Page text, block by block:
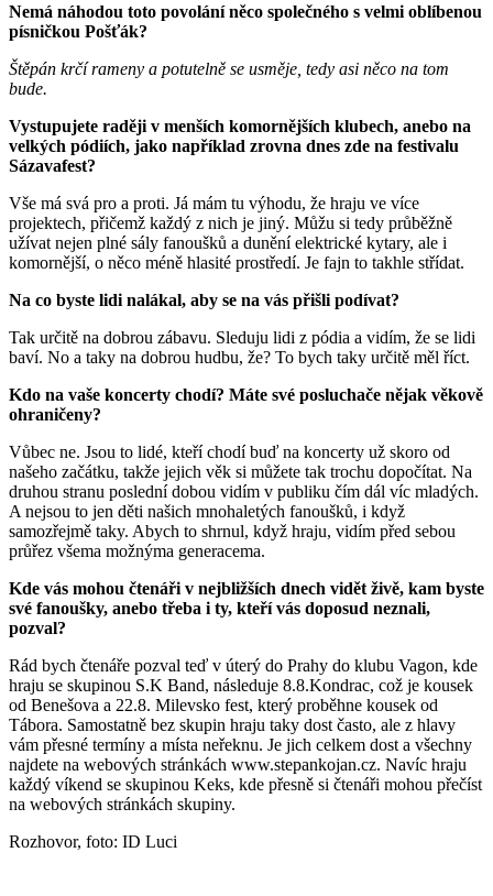
Nemá náhodou toto povolání něco společného s velmi oblíbenou
písničkou Pošťák?
Štěpán krčí rameny a potutelně se usměje, tedy asi něco na tom
bude.
Vystupujete raději v menších komornějších klubech, anebo na
velkých pódiích, jako například zrovna dnes zde na festivalu
Sázavafest?
Vše má svá pro a proti. Já mám tu výhodu, že hraju ve více
projektech, přičemž každý z nich je jiný. Můžu si tedy průběžně
užívat nejen plné sály fanoušků a dunění elektrické kytary, ale i
komornější, o něco méně hlasité prostředí. Je fajn to takhle střídat.
Na co byste lidi nalákal, aby se na vás přišli podívat?
Tak určitě na dobrou zábavu. Sleduju lidi z pódia a vidím, že se lidi
baví. No a taky na dobrou hudbu, že? To bych taky určitě měl říct.
Kdo na vaše koncerty chodí? Máte své posluchače nějak věkově
ohraničeny?
Vůbec ne. Jsou to lidé, kteří chodí buď na koncerty už skoro od
našeho začátku, takže jejich věk si můžete tak trochu dopočítat. Na
druhou stranu poslední dobou vidím v publiku čím dál víc mladých.
A nejsou to jen děti našich mnohaletých fanoušků, i když
samozřejmě taky. Abych to shrnul, když hraju, vidím před sebou
průřez všema možnýma generacema.
Kde vás mohou čtenáři v nejbližších dnech vidět živě, kam byste
své fanoušky, anebo třeba i ty, kteří vás doposud neznali,
pozval?
Rád bych čtenáře pozval teď v úterý do Prahy do klubu Vagon, kde
hraju se skupinou S.K Band, následuje 8.8.Kondrac, což je kousek
od Benešova a 22.8. Milevsko fest, který proběhne kousek od
Tábora. Samostatně bez skupin hraju taky dost často, ale z hlavy
vám přesné termíny a místa neřeknu. Je jich celkem dost a všechny
najdete na webových stránkách www.stepankojan.cz. Navíc hraju
každý víkend se skupinou Keks, kde přesně si čtenáři mohou přečíst
na webových stránkách skupiny.
Rozhovor, foto: ID Luci